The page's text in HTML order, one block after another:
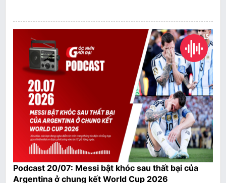
Podcast 20/07: Messi bật khóc sau thất bại của
Argentina ở chung kết World Cup 2026